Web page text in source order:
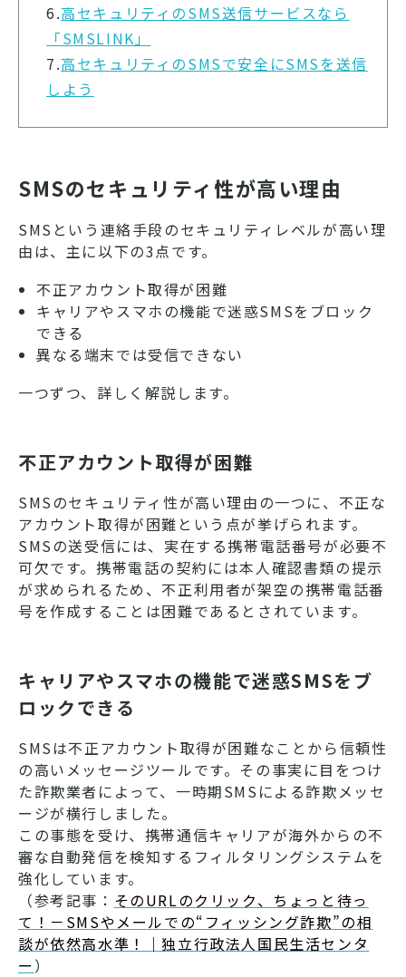
6.高セキュリティのSMS送信サービスなら
「SMSLINK」
7.高セキュリティのSMSで安全にSMSを送信
しよう
SMSのセキュリティ性が高い理由
SMSという連絡手段のセキュリティレベルが高い理
由は、主に以下の3点です。
不正アカウント取得が困難
キャリアやスマホの機能で迷惑SMSをブロック
できる
異なる端末では受信できない
一つずつ、詳しく解説します。
不正アカウント取得が困難
SMSのセキュリティ性が高い理由の一つに、不正な
アカウント取得が困難という点が挙げられます。
SMSの送受信には、実在する携帯電話番号が必要不
可欠です。携帯電話の契約には本人確認書類の提示
が求められるため、不正利用者が架空の携帯電話番
号を作成することは困難であるとされています。
キャリアやスマホの機能で迷惑SMSをブ
ロックできる
SMSは不正アカウント取得が困難なことから信頼性
の高いメッセージツールです。その事実に目をつけ
た詐欺業者によって、一時期SMSによる詐欺メッセ
ージが横行しました。
この事態を受け、携帯通信キャリアが海外からの不
審な自動発信を検知するフィルタリングシステムを
強化しています。
（参考記事： そのURLのクリック、ちょっと待っ
て！－SMSやメールでの“フィッシング詐欺”の相
談が依然高水準！｜独立行政法人国民生活センタ
ー ）